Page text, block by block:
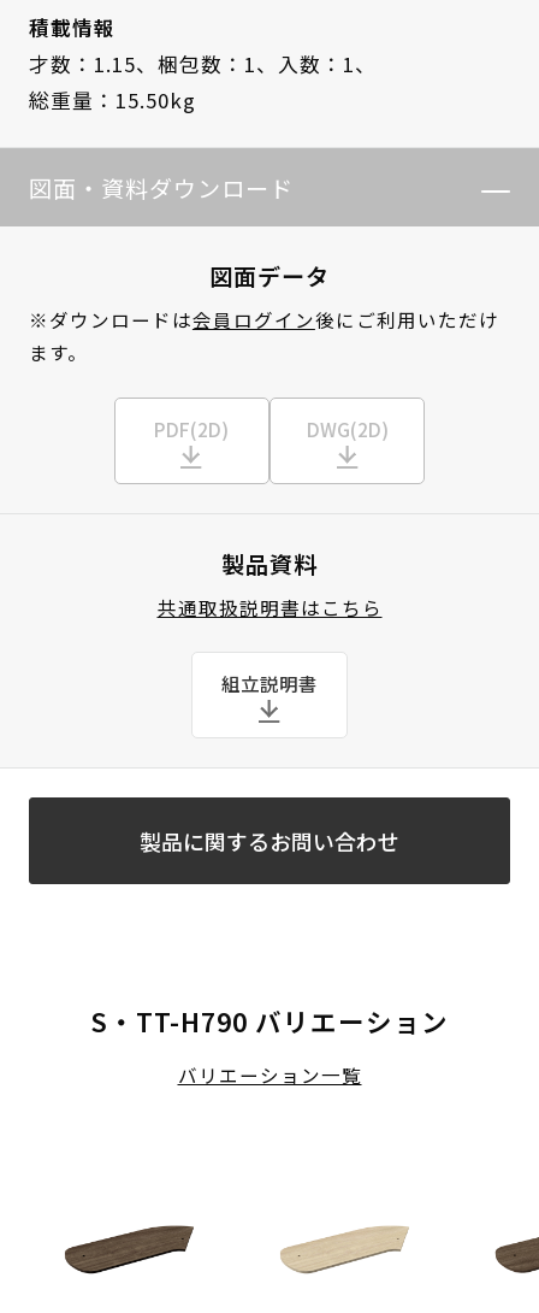
積載情報
才数：1.15、 梱包数：1、 入数：1、
総重量：15.50kg
図面・資料ダウンロード
図面データ
※ダウンロードは会員ログイン後にご利用いただけ
ます。
PDF(2D) DWG(2D)
製品資料
共通取扱説明書はこちら
組立説明書
製品に関するお問い合わせ
S・TT-H790 バリエーション
バリエーション一覧